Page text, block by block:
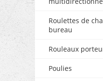
Roulettes de
bureau
Rouleaux
Poulies